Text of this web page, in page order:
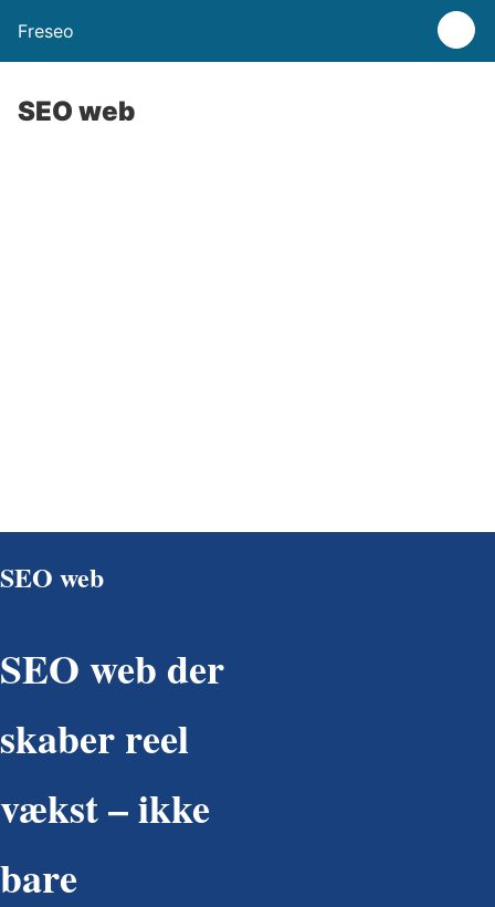
Freseo
SEO web
SEO web
SEO web der
skaber reel
vækst – ikke
bare